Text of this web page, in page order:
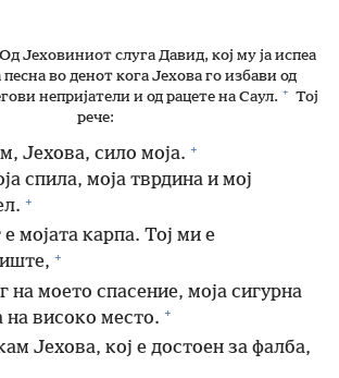
Јеховиниот слуга Давид, кој му ја испеа
песна во денот кога Јехова го избави од
непријатели и од рацете на Саул. + Тој
рече:
Јехова, сило моја. +
спила, моја тврдина и мој
+
мојата карпа. Тој ми е
+
на моето спасение, моја сигурна
на високо место. +
Јехова, кој е достоен за фалба,